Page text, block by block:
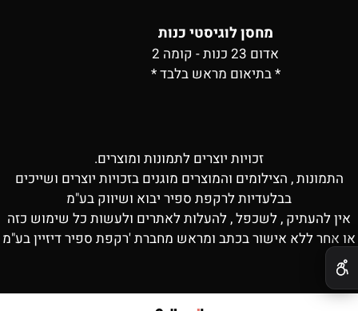
מחסן לוגיסטי כנות
אדום 23 כנות - קומה 2
* בתיאום מראש בלבד *
זכויות יוצרים לתמונות ומוצרים.
התמונות , הצילומים והמוצרים מוגנים בזכויות יוצרים ושייכים
בבלעדיות לרקפת ספיר יבוא ושיווק בע"מ
אין להעתיק , לשכפל , להעלות לאתרים ולעשות כל שימוש כזה
או אחר ללא אישור בכתב ומראש מחברת 'רקפת ספיר דיזיין בע"מ
✕